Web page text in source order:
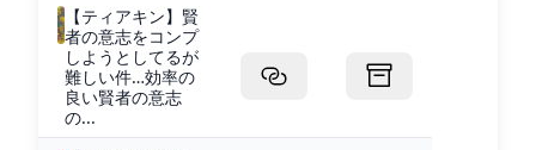
【ティアキン】賢
者の意志をコンプ
しようとしてるが
難しい件…効率の
良い賢者の意志
の...